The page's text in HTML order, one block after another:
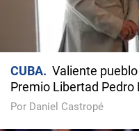
CUBA
Valiente
Premio Libertad Pedro
Por Daniel Castropé